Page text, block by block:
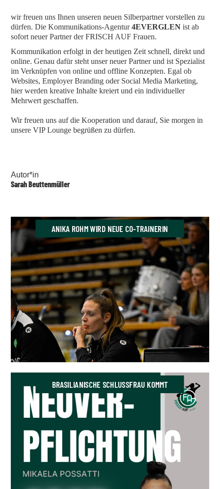
wir freuen uns Ihnen unseren neuen Silberpartner vorstellen zu
dürfen. Die Kommunikations-Agentur4EVERGLENist ab
sofort neuer Partner der FRISCH AUF Frauen.
Kommunikation erfolgt in der heutigen Zeit schnell, direkt und
online. Genau dafür steht unser neuer Partner und ist Spezialist
im Verknüpfen von online und offline Konzepten. Egal ob
Websites, Employer Branding oder Social Media Marketing,
hier werden kreative Inhalte kreiert und ein individueller
Mehrwert geschaffen.
Wir freuen uns auf die Kooperation und darauf, Sie morgen in
unsere VIP Lounge begrüßen zu dürfen.
Autor*in
Sarah Beuttenmüller
ANIKA ROHM WIRD NEUE CO-TRAINERIN
BRASILIANISCHE SCHLUSSFRAU KOMMT